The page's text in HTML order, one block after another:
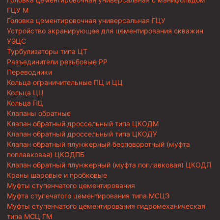
ГЦУ М
Головка цементировочная универсальная ГЦУ
Устройство экранирующее для цементирования скважин
УЭЦС
Турбулизаторы типа ЦТ
Разъединители резьбовые РР
Переводники
Кольца ограничительные ПЦ и ЦЦ
Кольца ЦЦ
Кольца ПЦ
Клапаны обратные
Клапан обратный дроссельный типа ЦКОДМ
Клапан обратный дроссельный типа ЦКОДУ
Клапан обратный плунжерный бесповоротный (муфта
поплавковая) ЦКОДПБ
Клапан обратный плунжерный (муфта поплавковая) ЦКОДП
Краны шаровые и пробковые
Муфты ступенчатого цементирования
Муфта ступечатого цементирования типа МСЦЭ
Муфты ступенчатого цементирования гидромеханическая
типа МСЦ ГМ